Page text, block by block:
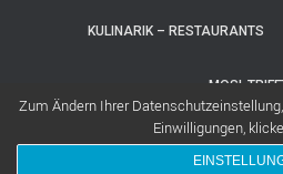
KULINARIK – RESTAURANTS
MOSI-
Hestia | Entwickelt
Zum Ändern Ihrer
Einwilligungen,